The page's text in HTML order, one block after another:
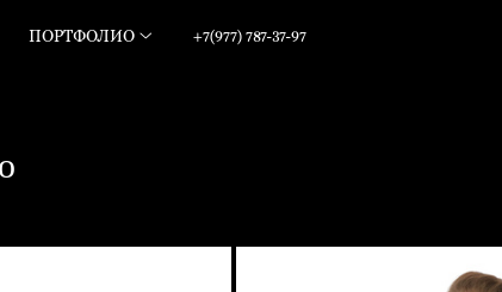
ПОРТФОЛИО +7(977) 787-37-97